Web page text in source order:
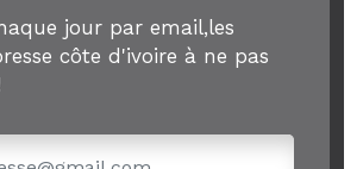
jour par email,les
côte d'ivoire à ne pas